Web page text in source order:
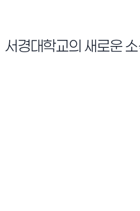
서경대학교의 새로운